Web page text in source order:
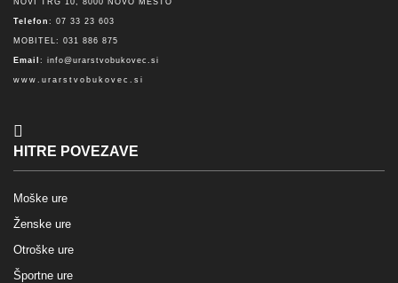
Telefon : 07 33 23 603
MOBITEL: 031 886 875
Email : info@urarstvobukovec.si
www.urarstvobukovec.si
HITRE POVEZAVE
Moške ure
Ženske ure
Otroške ure
Športne ure